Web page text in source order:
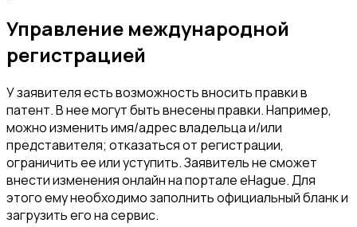
Управление международной
регистрацией
У заявителя есть возможность вносить правки в
патент. В нее могут быть внесены правки. Например,
можно изменить имя/адрес владельца и/или
представителя; отказаться от регистрации,
ограничить ее или уступить. Заявитель не сможет
внести изменения онлайн на портале eHague. Для
этого ему необходимо заполнить официальный бланк и
загрузить его на сервис.